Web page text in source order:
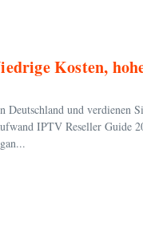
Kosten,
Deutschland und verdienen
IPTV Reseller Guide